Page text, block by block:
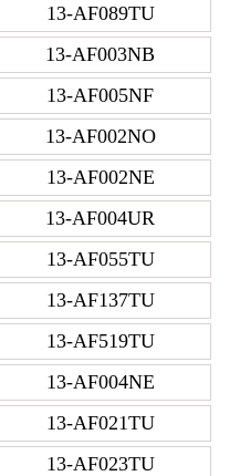
13-AF089TU
13-AF003NB
13-AF005NF
13-AF002NO
13-AF002NE
13-AF004UR
13-AF055TU
13-AF137TU
13-AF519TU
13-AF004NE
13-AF021TU
13-AF023TU